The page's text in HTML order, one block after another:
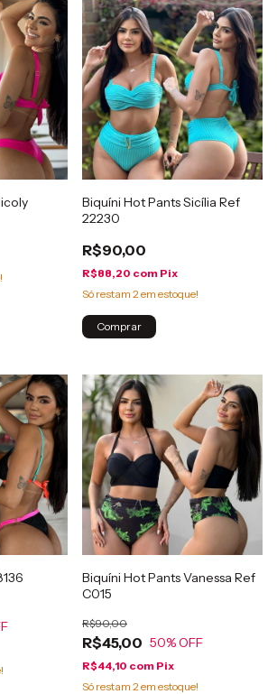
Biquíni Hot Pants Sicília Ref
22230
R$90,00
R$88,20 com Pix
Só restam 2em estoque!
Comprar
Biquíni Hot Pants Vanessa Ref
C015
R$45,00
R$90,00
50% OFF
R$44,10 com Pix
Só restam 2em estoque!